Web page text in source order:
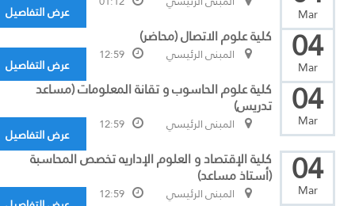
Mar عرض التفاصيل
04
Mar
كلية علوم الاتصال (محاضر)
المبنى الرئيسي 12:59
عرض التفاصيل
04
Mar
كلية علوم الحاسوب و تقانة المعلومات (مساعد
تدريس)
المبنى الرئيسي 12:59
عرض التفاصيل
04
Mar
كلية الإقتصاد و العلوم الإداريه تخصص المحاسبة
(أستاذ مساعد)
المبنى الرئيسي 12:59